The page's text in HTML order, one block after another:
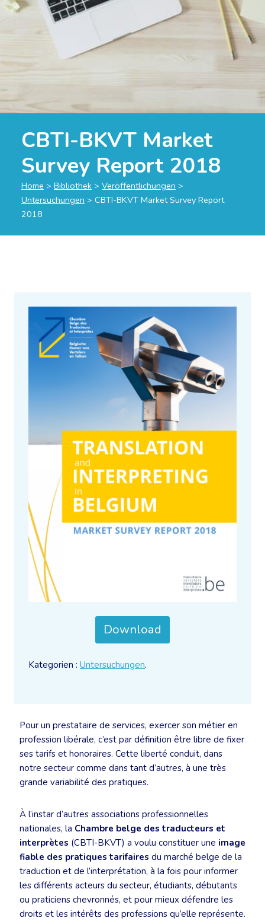
CBTI-BKVT Market
Survey Report 2018
Home > Bibliothek > Veröffentlichungen >
Untersuchungen > CBTI-BKVT Market Survey Report
2018
Pour un prestataire de services, exercer son métier en
profession libérale, c’est par définition être libre de fixer
ses tarifs et honoraires. Cette liberté conduit, dans
notre secteur comme dans tant d’autres, à une très
grande variabilité des pratiques.
À l’instar d’autres associations professionnelles
nationales, la Chambre belge des traducteurs et
interprètes (CBTI-BKVT) a voulu constituer une image
fiable des pratiques tarifaires du marché belge de la
traduction et de l’interprétation, à la fois pour informer
les différents acteurs du secteur, étudiants, débutants
ou praticiens chevronnés, et pour mieux défendre les
droits et les intérêts des professions qu’elle représente.
Download
Kategorien : Untersuchungen.